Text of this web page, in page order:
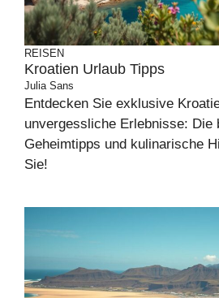
REISEN
Kroatien Urlaub Tipps
Julia Sans
Entdecken Sie exklusive
unvergessliche Erlebnisse: Die
Geheimtipps und kulinarische
Sie!